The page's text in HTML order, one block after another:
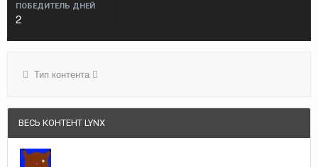
ПОБЕДИТЕЛЬ ДНЕЙ
2
Тип контента
ВЕСЬ КОНТЕНТ LYNX